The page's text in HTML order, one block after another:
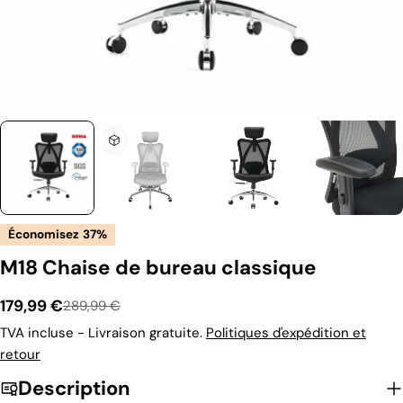
Économisez 37%
M18 Chaise de bureau classique
Prix
de
179,99 €
Prix
habituel
289,99 €
TVA incluse - Livraison gratuite. Politiques d'expédition et
retour
Description